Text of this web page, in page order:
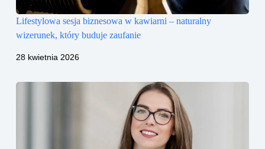
Lifestylowa sesja biznesowa w kawiarni – naturalny
wizerunek, który buduje zaufanie
28 kwietnia 2026